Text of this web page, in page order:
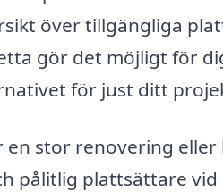
över tillgängliga
gör det möjligt för
för just ditt
en stor renovering
pålitlig plattsättare